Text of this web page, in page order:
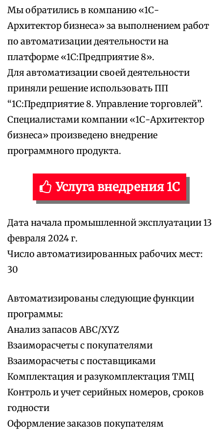
Мы обратились в компанию «1С-
Архитектор бизнеса» за выполнением работ
по автоматизации деятельности на
платформе «1С:Предприятие 8».
Для автоматизации своей деятельности
приняли решение использовать ПП
“1С:Предприятие 8. Управление торговлей”.
Специалистами компании «1С-Архитектор
бизнеса» произведено внедрение
программного продукта.
Услуга внедрения 1С
Дата начала промышленной эксплуатации 13
февраля 2024 г.
Число автоматизированных рабочих мест:
30
Автоматизированы следующие функции
программы:
Анализ запасов АВС/XYZ
Взаиморасчеты с покупателями
Взаиморасчеты с поставщиками
Комплектация и разукомплектация ТМЦ
Контроль и учет серийных номеров, сроков
годности
Оформление заказов покупателям